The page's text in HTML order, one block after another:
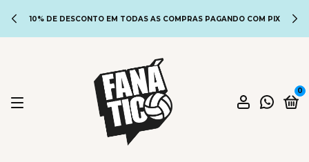
10% DE DESCONTO EM TODAS AS COMPRAS PAGANDO COM PIX
0